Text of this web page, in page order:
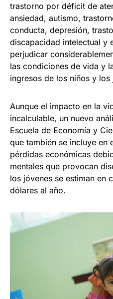
trastorno por déficit de
ansiedad, autismo,
conducta, depresión,
discapacidad intelectual y
perjudicar
las condiciones de vida y
ingresos de los niños y los
Aunque el impacto en la
incalculable, un nuevo
Escuela de Economía y
que también se incluye en
pérdidas económicas
mentales que provocan
los jóvenes se estiman en
dólares al año.